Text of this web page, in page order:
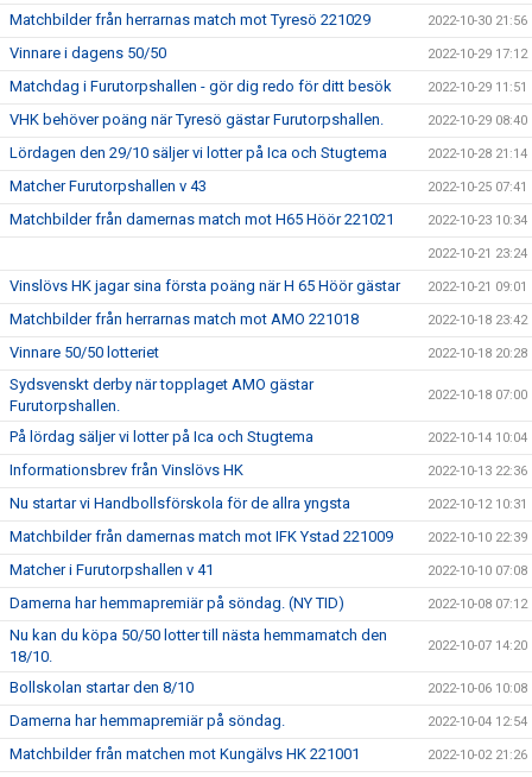
Matchbilder från herrarnas match mot Tyresö 221029 2022-10-30 21:56
Vinnare i dagens 50/50 2022-10-29 17:12
Matchdag i Furutorpshallen - gör dig redo för ditt besök 2022-10-29 11:51
VHK behöver poäng när Tyresö gästar Furutorpshallen. 2022-10-29 08:40
Lördagen den 29/10 säljer vi lotter på Ica och Stugtema 2022-10-28 21:14
Matcher Furutorpshallen v 43 2022-10-25 07:41
Matchbilder från damernas match mot H65 Höör 221021 2022-10-23 10:34
2022-10-21 23:24
Vinslövs HK jagar sina första poäng när H 65 Höör gästar 2022-10-21 09:01
Matchbilder från herrarnas match mot AMO 221018 2022-10-18 23:42
Vinnare 50/50 lotteriet 2022-10-18 20:28
Sydsvenskt derby när topplaget AMO gästar
Furutorpshallen.
2022-10-18 07:00
På lördag säljer vi lotter på Ica och Stugtema 2022-10-14 10:04
Informationsbrev från Vinslövs HK 2022-10-13 22:36
Nu startar vi Handbollsförskola för de allra yngsta 2022-10-12 10:31
Matchbilder från damernas match mot IFK Ystad 221009 2022-10-10 22:39
Matcher i Furutorpshallen v 41 2022-10-10 07:08
Damerna har hemmapremiär på söndag. (NY TID) 2022-10-08 07:12
Nu kan du köpa 50/50 lotter till nästa hemmamatch den
18/10.
2022-10-07 14:20
Bollskolan startar den 8/10 2022-10-06 10:08
Damerna har hemmapremiär på söndag. 2022-10-04 12:54
Matchbilder från matchen mot Kungälvs HK 221001 2022-10-02 21:26